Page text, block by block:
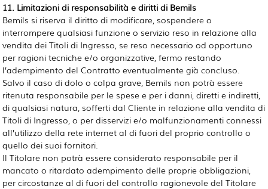
11. Limitazioni di responsabilità e diritti di Bemils
Bemils si riserva il diritto di modificare, sospendere o
interrompere qualsiasi funzione o servizio reso in relazione alla
vendita dei Titoli di Ingresso, se reso necessario od opportuno
per ragioni tecniche e/o organizzative, fermo restando
l’adempimento del Contratto eventualmente già concluso.
Salvo il caso di dolo o colpa grave, Bemils non potrà essere
ritenuta responsabile per le spese e per i danni, diretti e indiretti,
di qualsiasi natura, sofferti dal Cliente in relazione alla vendita di
Titoli di Ingresso, o per disservizi e/o malfunzionamenti connessi
all’utilizzo della rete internet al di fuori del proprio controllo o
quello dei suoi fornitori.
Il Titolare non potrà essere considerato responsabile per il
mancato o ritardato adempimento delle proprie obbligazioni,
per circostanze al di fuori del controllo ragionevole del Titolare